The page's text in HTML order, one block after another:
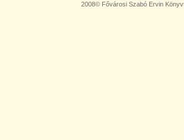
2008© Fővárosi Szabó Ervin